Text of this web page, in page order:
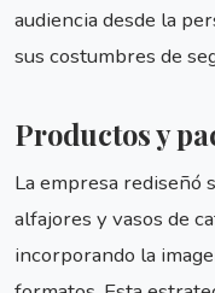
audiencia desde la
sus costumbres de
Productos y
La empresa rediseñó
alfajores y vasos de
incorporando la